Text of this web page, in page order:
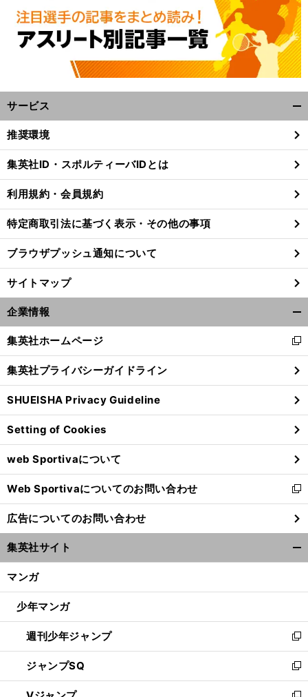
前
サービス
閉
る
推奨環境
集英社ID・スポルティーバIDとは
利用規約・会員規約
特定商取引法に基づく表示・その他の事項
ブラウザプッシュ通知について
サイトマップ
企業情報
閉
る
集英社ホームページ
新
し
い
ウ
ィ
ン
ド
ウ
で
開
く
集英社プライバシーガイドライン
SHUEISHA Privacy Guideline
Setting of Cookies
web Sportivaについて
Web Sportivaについてのお問い合わせ
新
し
い
ウ
ィ
ン
ウ
開
く
広告についてのお問い合わせ
集英社サイト
マンガ
少年マンガ
週刊少年ジャンプ
新
し
い
ウ
ジャンプSQ
新
し